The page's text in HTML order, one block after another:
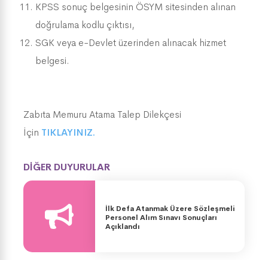
KPSS sonuç belgesinin ÖSYM sitesinden alınan
doğrulama kodlu çıktısı,
SGK veya e-Devlet üzerinden alınacak hizmet
belgesi.
Zabıta Memuru Atama Talep Dilekçesi
İçin TIKLAYINIZ.
DİĞER DUYURULAR
İlk Defa Atanmak Üzere Sözleşmeli
Personel Alım Sınavı Sonuçları
Açıklandı